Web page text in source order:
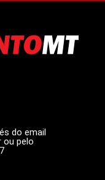
do email
ou pelo